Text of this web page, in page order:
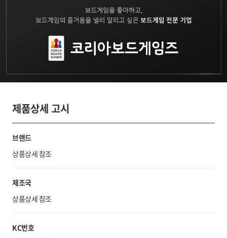
제품상세 고시
브랜드
상품상세 참조
제조국
상품상세 참조
KC번호